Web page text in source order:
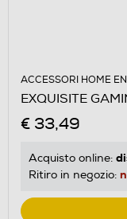
ACCESSORI HOME
EXQUISITE
€ 33,49
Acquisto online:
Ritiro in negozio: